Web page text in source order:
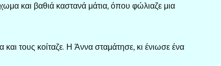
και βαθιά καστανά μάτια, όπου φώλιαζε μια
τους κοίταζε. Η Άννα σταμάτησε, κι ένιωσε ένα